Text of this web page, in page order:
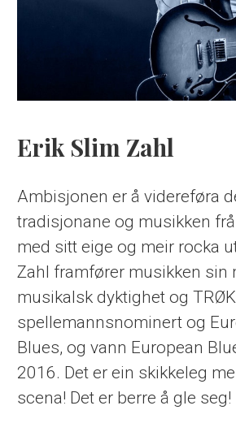
Erik Slim Zahl
Ambisjonen er å videreføra
tradisjonane og musikken
med sitt eige og meir rocka
Zahl framfører musikken sin
musikalsk dyktighet og
spellemannsnominert og
Blues, og vann European
2016. Det er ein skikkeleg
scena! Det er berre å gle seg!